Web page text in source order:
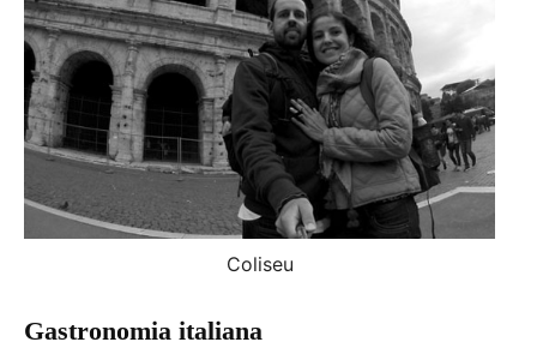
Coliseu
Gastronomia italiana